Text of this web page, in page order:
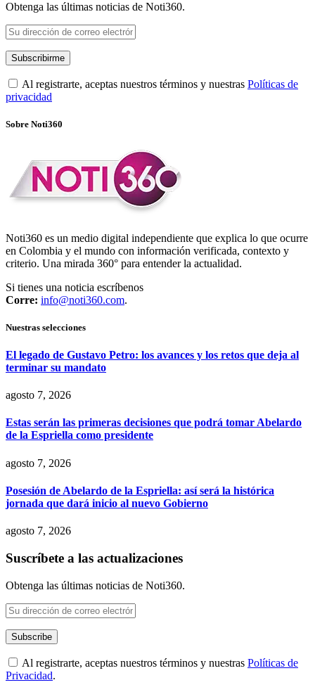
Obtenga las últimas noticias de Noti360.
Al registrarte, aceptas nuestros términos y nuestras Políticas de
privacidad
Sobre Noti360
Noti360 es un medio digital independiente que explica lo que ocurre
en Colombia y el mundo con información verificada, contexto y
criterio. Una mirada 360° para entender la actualidad.
Si tienes una noticia escríbenos
Corre: info@noti360.com.
Nuestras selecciones
El legado de Gustavo Petro: los avances y los retos que deja al
terminar su mandato
agosto 7, 2026
Estas serán las primeras decisiones que podrá tomar Abelardo
de la Espriella como presidente
agosto 7, 2026
Posesión de Abelardo de la Espriella: así será la histórica
jornada que dará inicio al nuevo Gobierno
agosto 7, 2026
Suscríbete a las actualizaciones
Obtenga las últimas noticias de Noti360.
Al registrarte, aceptas nuestros términos y nuestras Políticas de
Privacidad.